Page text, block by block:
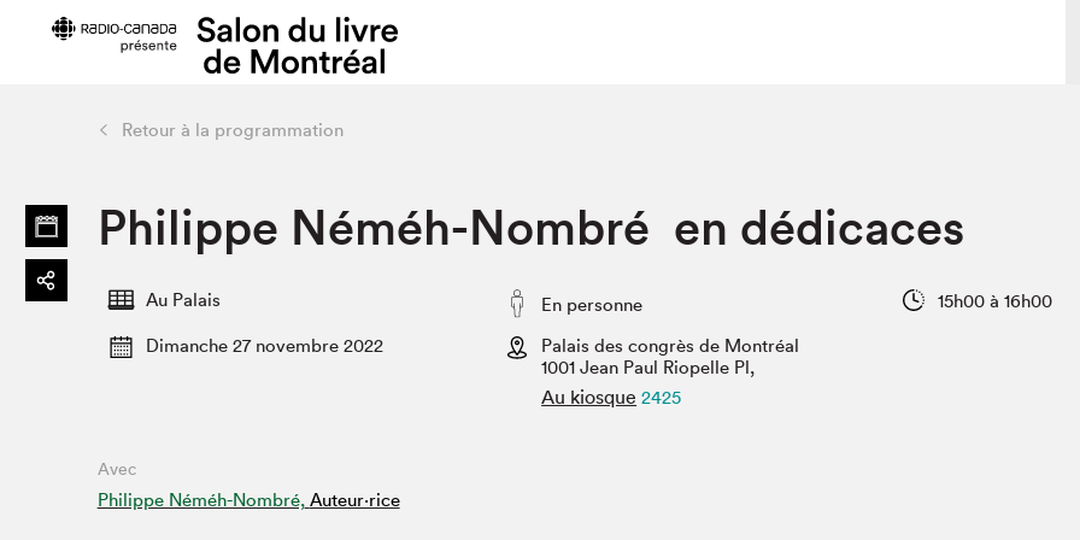
Horaires et tarifs
Plan du Salon
Se rendre au Salon
Restauration
Programmation
SLM PRO
Liste des exposant·e·s
Liste des auteur·rice·s
Programmation dans la ville
Vidéos et balados
Projets partenaires
Retour à la programmation
Philippe Néméh-Nombré en dédicaces
Au Palais En personne
15h00 à 16h00
Dimanche 27 novembre 2022
Palais des congrès de Montréal
1001 Jean Paul Riopelle Pl,
Au kiosque 2425
Avec
Philippe Néméh-Nombré, Auteur·rice